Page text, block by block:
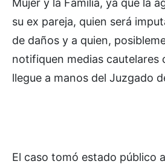
su ex pareja, quien será
de daños y a quien,
notifiquen medias cautelares
llegue a manos del Juzgado
El caso tomó estado público